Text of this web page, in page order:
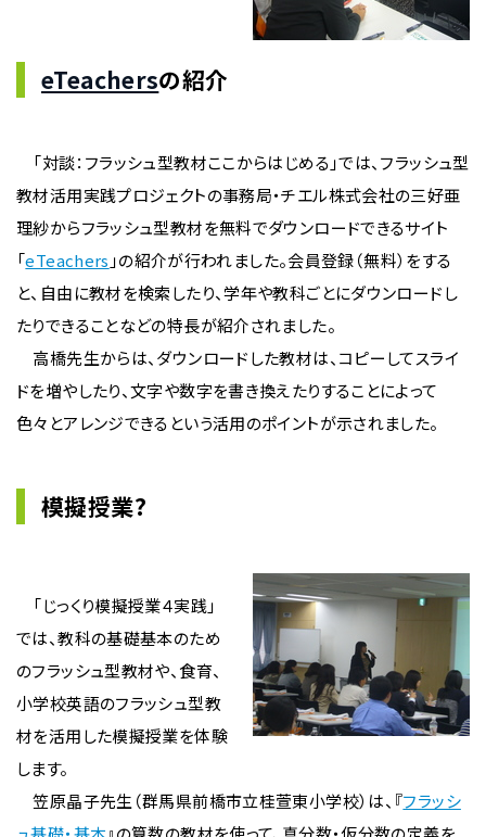
eTeachersの紹介
「対談：フラッシュ型教材ここからはじめる」では、フラッシュ型
教材活用実践プロジェクトの事務局・チエル株式会社の三好亜
理紗からフラッシュ型教材を無料でダウンロードできるサイト
「eTeachers 」の紹介が行われました。会員登録（無料）をする
と、自由に教材を検索したり、学年や教科ごとにダウンロードし
たりできることなどの特長が紹介されました。
高橋先生からは、ダウンロードした教材は、コピーしてスライ
ドを増やしたり、文字や数字を書き換えたりすることによって
色々とアレンジできるという活用のポイントが示されました。
模擬授業?
「じっくり模擬授業４実践」
では、教科の基礎基本のため
のフラッシュ型教材や、食育、
小学校英語のフラッシュ型教
材を活用した模擬授業を体験
します。
笠原晶子先生（群馬県前橋市立桂萱東小学校）は、『フラッシ